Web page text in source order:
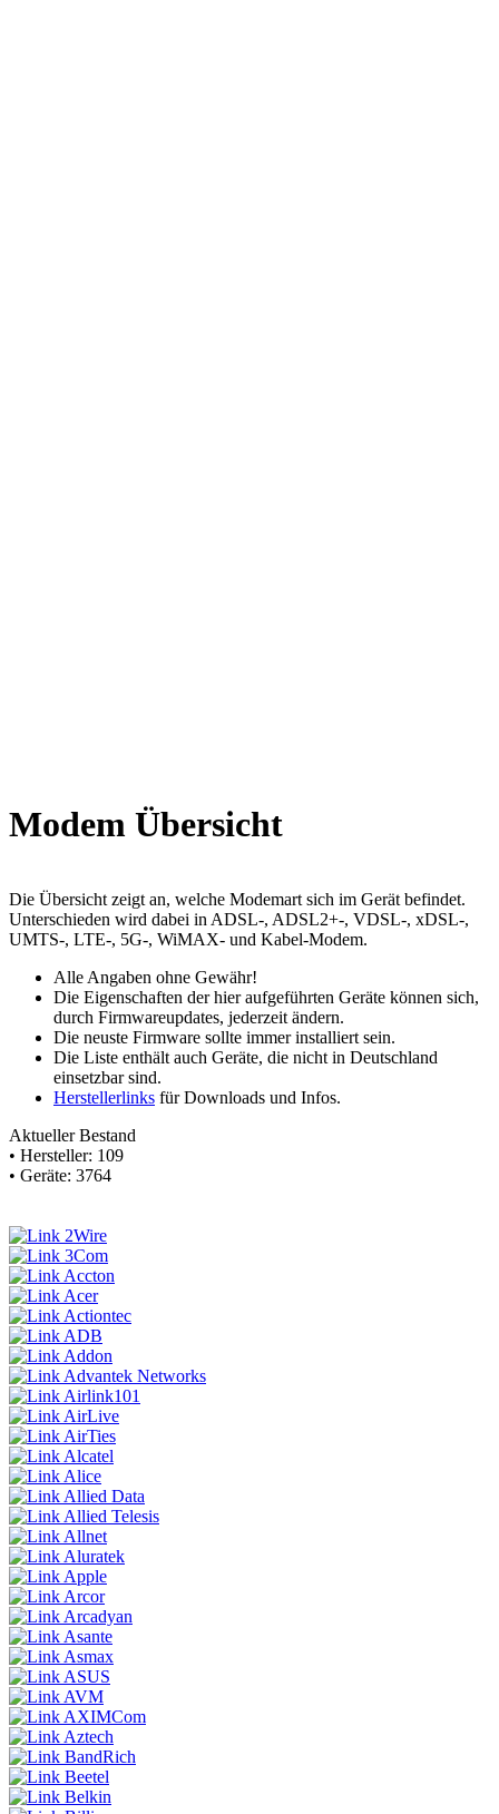
Modem Übersicht
Die Übersicht zeigt an, welche Modemart sich im Gerät befindet.
Unterschieden wird dabei in ADSL-, ADSL2+-, VDSL-, xDSL-,
UMTS-, LTE-, 5G-, WiMAX- und Kabel-Modem.
Alle Angaben ohne Gewähr!
Die Eigenschaften der hier aufgeführten Geräte können sich,
durch Firmwareupdates, jederzeit ändern.
Die neuste Firmware sollte immer installiert sein.
Die Liste enthält auch Geräte, die nicht in Deutschland
einsetzbar sind.
Herstellerlinks für Downloads und Infos.
Aktueller Bestand
• Hersteller: 109
• Geräte: 3764
2Wire
3Com
Accton
Acer
Actiontec
ADB
Addon
Advantek Networks
Airlink101
AirLive
AirTies
Alcatel
Alice
Allied Data
Allied Telesis
Allnet
Aluratek
Apple
Arcor
Arcadyan
Asante
Asmax
ASUS
AVM
AXIMCom
Aztech
BandRich
Beetel
Belkin